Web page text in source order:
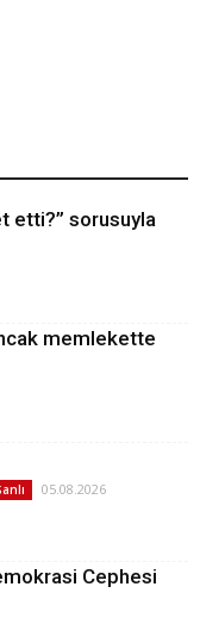
etti?” sorusuyla
memlekette
05.08.2026
Cephesi